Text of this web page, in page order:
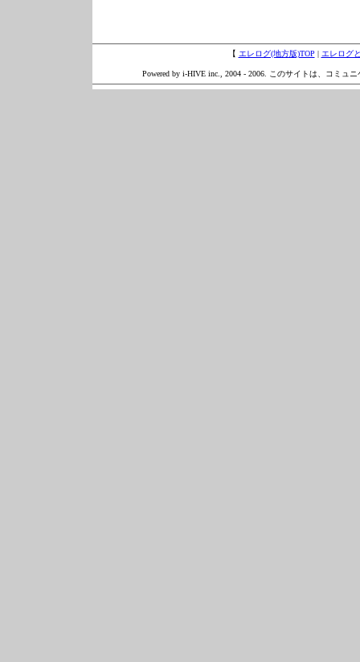
【 エレログ(地方版)TOP | エレログ
Powered by i-HIVE inc., 2004 - 2006. このサイトは、コミュ